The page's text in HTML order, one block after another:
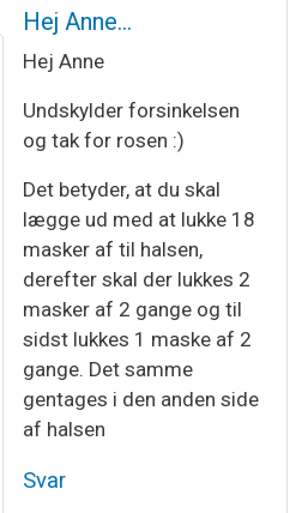
til strikkeopskriftafAstrid
Hej Anne…
Hej Anne
Undskylder forsinkelsen
og tak for rosen :)
Det betyder, at du skal
lægge ud med at lukke 18
masker af til halsen,
derefter skal der lukkes 2
masker af 2 gange og til
sidst lukkes 1 maske af 2
gange. Det samme
gentages i den anden side
af halsen
Svar